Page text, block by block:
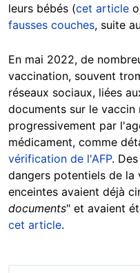
leurs bébés (cet article
fausses couches, suite
En mai 2022, de
vaccination, souvent
réseaux sociaux, liées
documents sur le vaccin
progressivement par
médicament, comme
vérification de l'AFP.
dangers potentiels de la
enceintes avaient déjà
documents" et avaient
cet article.